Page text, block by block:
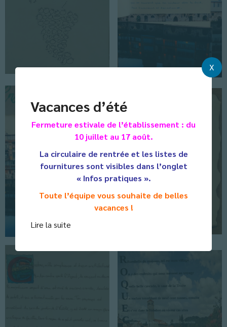
Vacances d’été
Fermeture estivale de l’établissement : du
10 juillet au 17 août.
La circulaire de rentrée et les listes de
fournitures sont visibles dans l’onglet
« Infos pratiques ».
Toute l’équipe vous souhaite de belles
vacances !
Lire la suite
X